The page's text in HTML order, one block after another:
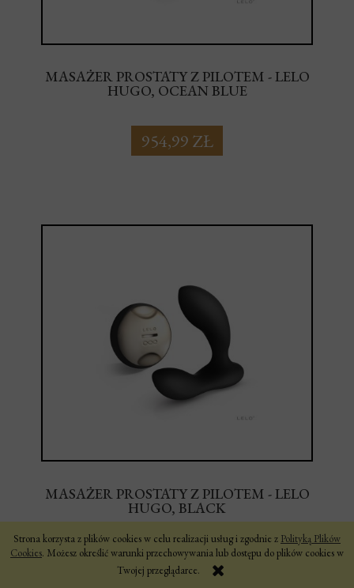
Strona korzysta z plików cookies w celu realizacji usług i zgodnie z Polityką Plików
Cookies. Możesz określić warunki przechowywania lub dostępu do plików cookies w
Twojej przeglądarce.
MASAŻER PROSTATY Z PILOTEM - LELO
HUGO, OCEAN BLUE
954,99 ZŁ
MASAŻER PROSTATY Z PILOTEM - LELO
HUGO, BLACK